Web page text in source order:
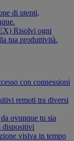
di utenti,
Risolvi ogni
tua produttività.
con connessioni
remoti tra diversi
ovunque tu sia
dispositivi
visiva in tempo